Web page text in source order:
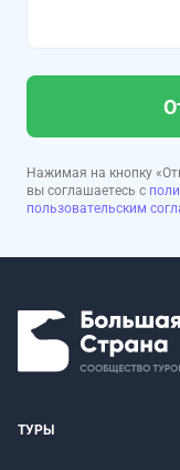
Нажимая на кнопку
вы соглашаетесь с
пользовательским
ТУРЫ